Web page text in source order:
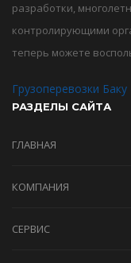
разработки,
контролирующими
теперь можете
Грузоперевозки
РАЗДЕЛЫ САЙТА
ГЛАВНАЯ
КОМПАНИЯ
СЕРВИС